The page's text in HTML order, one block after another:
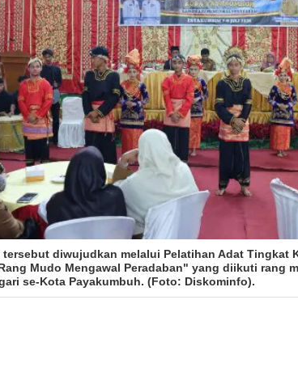
tersebut diwujudkan melalui Pelatihan Adat Tingkat
Mudo Mengawal Peradaban" yang diikuti rang
se-Kota Payakumbuh. (Foto: Diskominfo).